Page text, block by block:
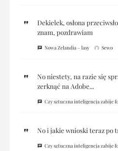
Dekielek, osłona
znam, pozdrawiam
Nowa Zelandia – lasy Sewo
No niestety, na razie się
zerknąć na Adobe...
Czy sztuczna inteligencja zabije
No i jakie wnioski teraz po
Czy sztuczna inteligencja zabije